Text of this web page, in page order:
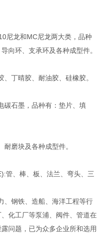
尼龙和MC尼龙两大类，品种
向环、支承环及各种成型件。
丁晴胶、耐油胶、硅橡胶。
石墨，品种有：垫片、填
磨块及各种成型件。
、棒、板、法兰、弯头、三
钢铁、造船、海洋工程等行
化工厂等泵浦、阀件、管道在
问题，已为众多企业所和选用